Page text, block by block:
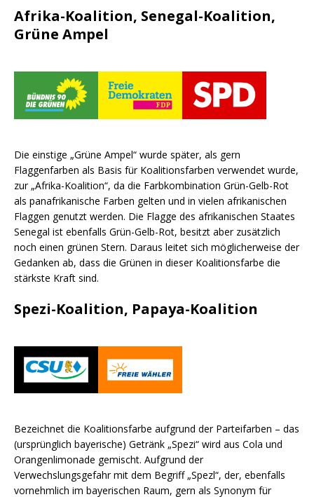
Afrika-Koalition, Senegal-Koalition,
Grüne Ampel
Die einstige „Grüne Ampel“ wurde später, als gern
Flaggenfarben als Basis für Koalitionsfarben verwendet wurde,
zur „Afrika-Koalition“, da die Farbkombination Grün-Gelb-Rot
als panafrikanische Farben gelten und in vielen afrikanischen
Flaggen genutzt werden. Die Flagge des afrikanischen Staates
Senegal ist ebenfalls Grün-Gelb-Rot, besitzt aber zusätzlich
noch einen grünen Stern. Daraus leitet sich möglicherweise der
Gedanken ab, dass die Grünen in dieser Koalitionsfarbe die
stärkste Kraft sind.
Spezi-Koalition, Papaya-Koalition
Bezeichnet die Koalitionsfarbe aufgrund der Parteifarben – das
(ursprünglich bayerische) Getränk „Spezi“ wird aus Cola und
Orangenlimonade gemischt. Aufgrund der
Verwechslungsgefahr mit dem Begriff „Spezl“, der, ebenfalls
vornehmlich im bayerischen Raum, gern als Synonym für